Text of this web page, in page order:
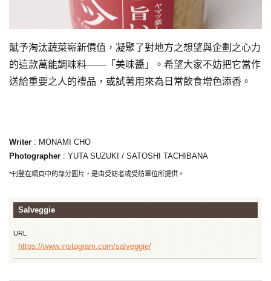
賦予淘汰蔬菜嶄新價值，凝聚了對地方之想望與企劃之心力
的這款萬能調味料——「美味醬」。希望大家不妨把它當作
送給重要之人的禮品，或試著用來為日常飲食增色添香。
Writer: MONAMI CHO
Photographer: YUTA SUZUKI / SATOSHI TACHIBANA
*刊登在網頁中的部分圖片，是由受訪者或受訪單位所提供。
Salveggie
URL
https://www.instagram.com/salveggie/